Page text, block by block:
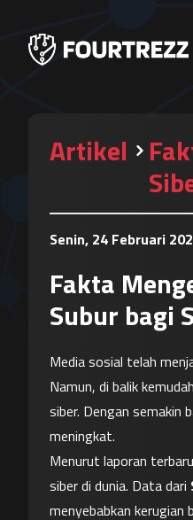
Artikel
Senin, 24 Februari
Fakta
Subur bagi
Media sosial telah
Namun, di balik
siber. Dengan semakin
meningkat.
Menurut laporan
siber di dunia. Data dari
menyebabkan kerugian